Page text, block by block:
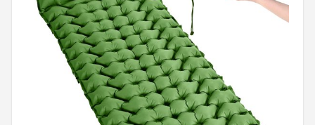
Intex
KOEL
Eurotrail